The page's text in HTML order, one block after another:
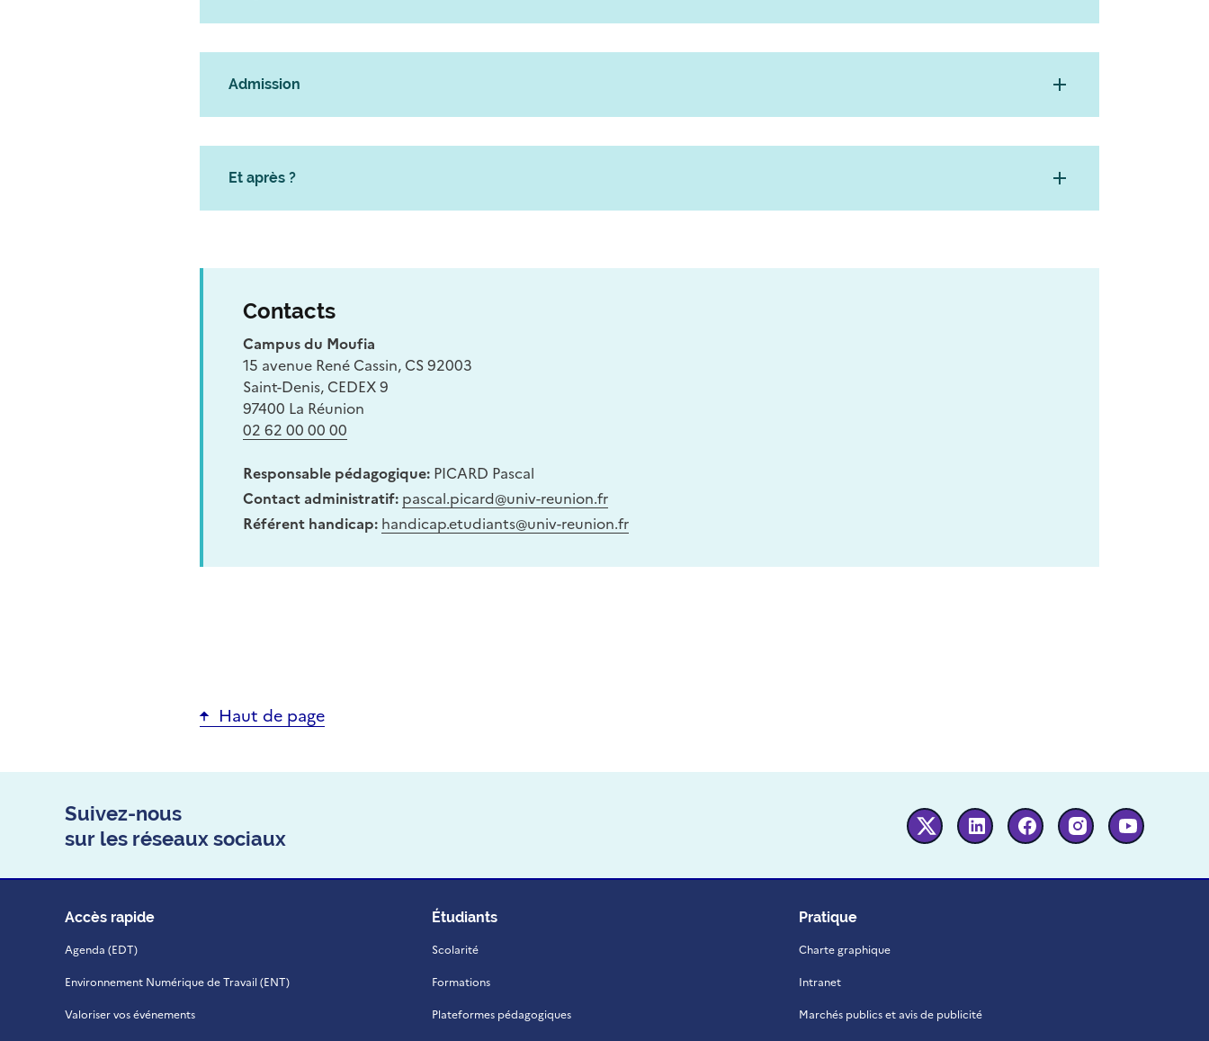
Admission
Et après ?
Contacts
Campus du Moufia
15 avenue René Cassin, CS 92003
Saint-Denis, CEDEX 9
97400 La Réunion
02 62 00 00 00
Responsable pédagogique: PICARD Pascal
Contact administratif: pascal.picard@univ-reunion.fr
Référent handicap: handicap.etudiants@univ-reunion.fr
Haut de page
Suivez-nous
sur les réseaux sociaux
Twitter Linkedin FacebookInstagram
Accès rapide
Agenda (EDT)
Environnement Numérique de Travail (ENT)
Valoriser vos événements
Étudiants
Scolarité
Formations
Plateformes pédagogiques
Pratique
Charte graphique
Intranet
Marchés publics et avis de publicité